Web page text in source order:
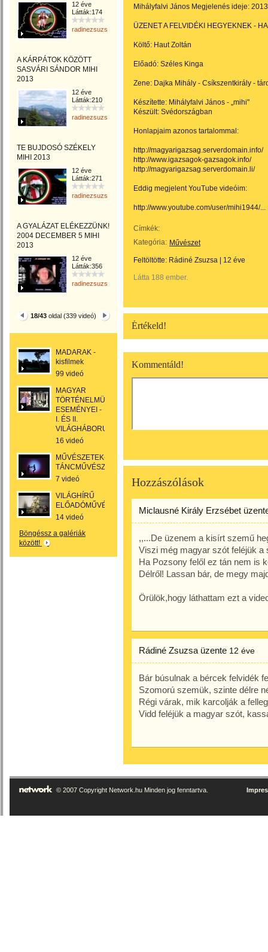
12 éve
Látták:174
radinezsuzsa
A KÁRPÁTOK KÖZÖTT
SASVÁRI SÁNDOR MIHI
2013
12 éve
Látták:210
radinezsuzsa
TE BUJDOSÓ SZÉKELY
MIHI 2013
12 éve
Látták:271
radinezsuzsa
A GYALÁZAT ELÉKEZZÜNK!
2004 DECEMBER 5 MIHI
2013
12 éve
Látták:356
radinezsuzsa
18/43 oldal (339 videó)
MADARAK -
kisfilmek
99 videó
MAGYAR
TÖRTÉNELMÜNK
ESEMÉNYEI -
I. ÉS II.
VILÁGHÁBORU
16 videó
MŰVÉSZETEK-
TÁNCMŰVÉSZET
7 videó
VILÁGHÍRŰ
ELŐADÓMŰVÉSZEK
14 videó
Böngéssz a galériák
között!
Mihályfalvi János Megjelenés ideje:
ÜZENET A FELVIDÉKI HEGYEKNEK -
Költő: Haut Zoltán
Előadó: Széles Kinga
Zene: Dajka Mihály - Csíkszentkirály -
Készítette: Mihályfalvi János - „mihi"
Készült: Svédországban
Honlapjaim azonos tartalommal:
http://magyarigazsag.serverdomain.info/
http://www.igazsagok-gazsagok.info/
http://magyarigazsag.serverdomain.li/
Eddig megjelent YouTube videóim:
http://www.youtube.com/user/mihi1944/...
Címkék:
Kategória: Művészet
Feltöltötte: Rádiné Zsuzsa 12 éve
Látta 188 ember.
Értékeld!
Kommentáld!
Hozzászólások
Miclausné Király Erzsébet
,,...De üzenem a kisírt szemű
Viszi még magyar szót feléjük a
Ha Pozsony felől ez tán nem is
Délről! Lassan bár, de megy
Örülök,hogy láthattam ezt a
Rádiné Zsuzsa üzente 12 éve
Bár búsulnak a bércek felvidék
Szomorú szemük, szinte délre
Régi várak, mik karcolják a
Vidd feléjük a magyar szót,
© 2007 Copyright Network.hu Minden jog fenntartva.